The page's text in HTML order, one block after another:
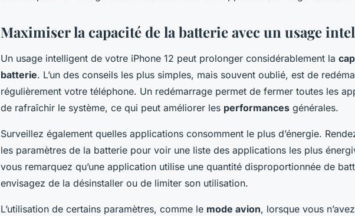
Maximiser la capacité de la batterie avec un usage
Un usage intelligent de votre iPhone 12 peut prolonger considérablement la
batterie. L’un des conseils les plus simples, mais souvent oublié, est de
régulièrement votre téléphone. Un redémarrage permet de fermer toutes les
de rafraîchir le système, ce qui peut améliorer les performances générales.
Surveillez également quelles applications consomment le plus d’énergie.
les paramètres de la batterie pour voir une liste des applications les plus
vous remarquez qu’une application utilise une quantité disproportionnée de
envisagez de la désinstaller ou de limiter son utilisation.
L’utilisation de certains paramètres, comme le mode avion, lorsque vous